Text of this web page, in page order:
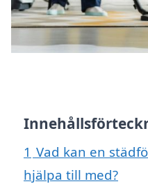
1 Vad kan en
hjälpa till med?